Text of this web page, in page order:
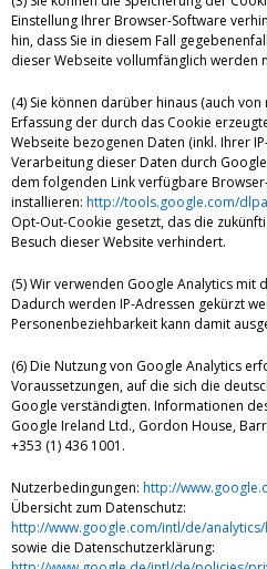
Einstellung Ihrer Browser-Software
hin, dass Sie in diesem Fall
dieser Webseite vollumfänglich werden
(4) Sie können darüber hinaus (auch
Erfassung der durch das Cookie
Webseite bezogenen Daten (inkl. Ihrer
Verarbeitung dieser Daten durch
dem folgenden Link verfügbare
installieren: http://tools.google.com/
Opt-Out-Cookie gesetzt, das die
Besuch dieser Website verhindert.
(5) Wir verwenden Google Analytics mit
Dadurch werden IP-Adressen gekürzt
Personenbeziehbarkeit kann damit
(6) Die Nutzung von Google Analytics
Voraussetzungen, auf die sich die
Google verständigten. Informationen
Google Ireland Ltd., Gordon House,
+353 (1) 436 1001.
Nutzerbedingungen: http://
Übersicht zum Datenschutz:
http://www.google.com/intl/de/
sowie die Datenschutzerklärung: